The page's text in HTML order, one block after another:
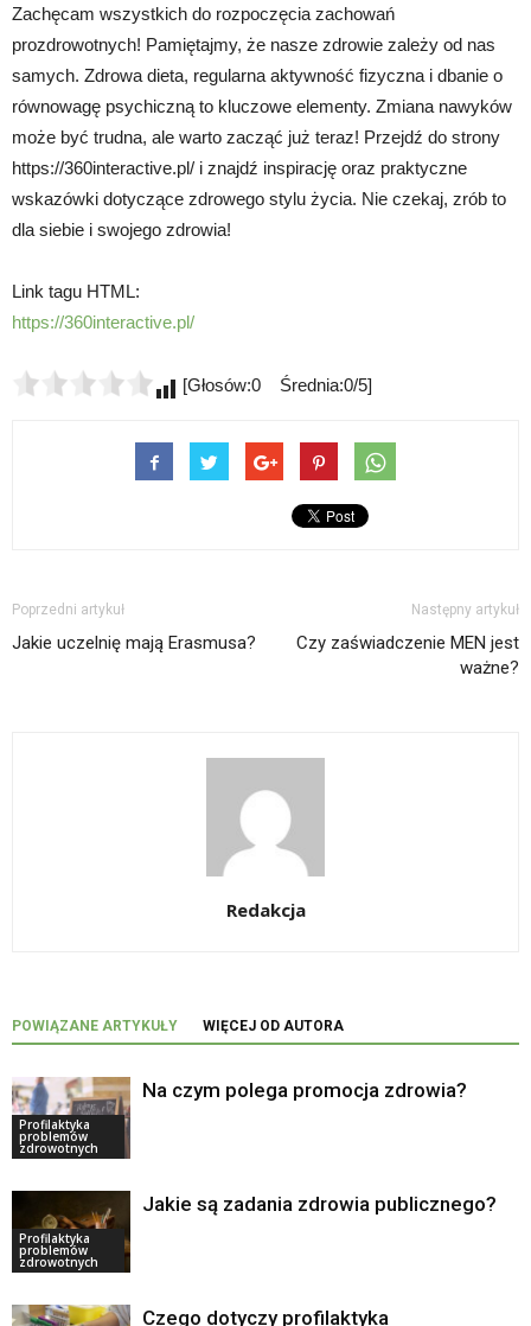
Zachęcam wszystkich do rozpoczęcia zachowań
prozdrowotnych! Pamiętajmy, że nasze zdrowie zależy od nas
samych. Zdrowa dieta, regularna aktywność fizyczna i dbanie o
równowagę psychiczną to kluczowe elementy. Zmiana nawyków
może być trudna, ale warto zacząć już teraz! Przejdź do strony
https://360interactive.pl/ i znajdź inspirację oraz praktyczne
wskazówki dotyczące zdrowego stylu życia. Nie czekaj, zrób to
dla siebie i swojego zdrowia!
Link tagu HTML:
https://360interactive.pl/
[Głosów:0 Średnia:0/5]
Poprzedni artykuł
Jakie uczelnię mają Erasmusa?
Następny artykuł
Czy zaświadczenie MEN jest
ważne?
Redakcja
POWIĄZANE ARTYKUŁY WIĘCEJ OD AUTORA
Profilaktyka
problemów
zdrowotnych
Na czym polega promocja zdrowia?
Profilaktyka
problemów
zdrowotnych
Jakie są zadania zdrowia publicznego?
Czego dotyczy profilaktyka